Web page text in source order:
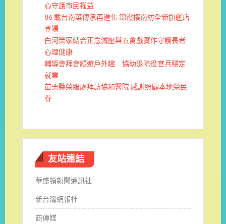
心守護市民權益
86 載台南菜傳承再進化 錦霞樓南紡全新旗艦店
登場
白河榮家結合正念減壓與五禽戲實作守護長者
心理健康
輔導會拜會縱遊戶外趣 協助退除役官兵穩定
就業
苗栗縣榮服處拜訪協和醫院 感謝照顧本地榮民
眷
友站連結
華盛頓新聞通訊社
新台灣網報社
商傳媒